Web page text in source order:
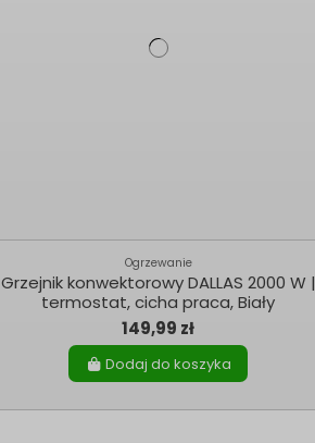
Ogrzewanie
Grzejnik konwektorowy DALLAS 2000 W |
termostat, cicha praca, Biały
149,99 zł
Dodaj do koszyka